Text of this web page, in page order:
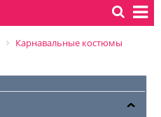
Карнавальные костюмы